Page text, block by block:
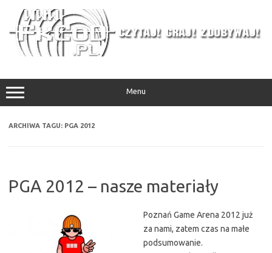
treści
Menu
ARCHIWA TAGU: PGA 2012
PGA 2012 – nasze materiały
Poznań Game Arena 2012 już
za nami, zatem czas na małe
podsumowanie.